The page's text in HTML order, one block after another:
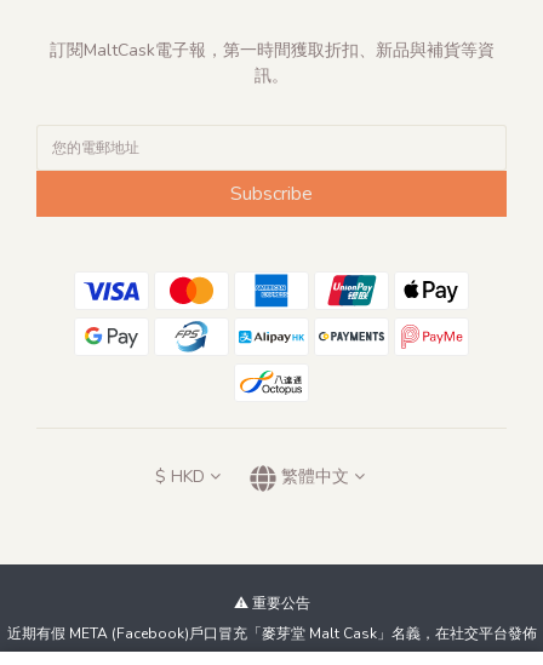
訂閱MaltCask電子報，第一時間獲取折扣、新品與補貨等資
訊。
Subscribe
$ HKD 繁體中文
⚠️ 重要公告
近期有假 META (Facebook)戶口冒充「麥芽堂 Malt Cask」名義，在社交平台發佈